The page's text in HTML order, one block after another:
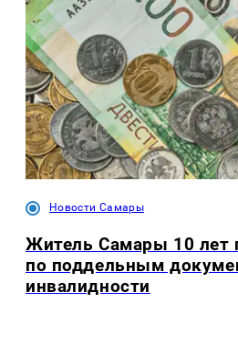
Новости Самары
Житель Самары 10 лет
по поддельным
инвалидности